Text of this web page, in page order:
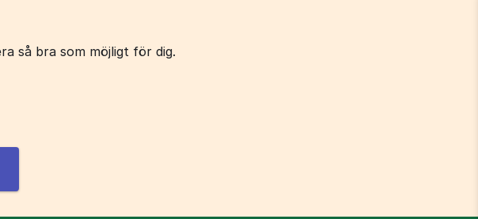
så bra som möjligt för dig.